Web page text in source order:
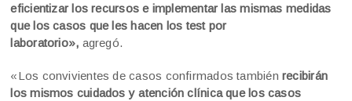
eficientizar los recursos e implementar las mismas medidas
que los casos que les hacen los test por
laboratorio», agregó.
«Los convivientes de casos confirmados tambiénrecibirán
los mismos cuidados y atención clínica que los casos